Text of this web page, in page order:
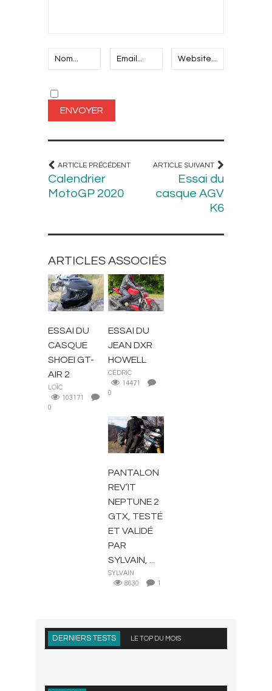
ARTICLE PRÉCÉDENT
Calendrier
MotoGP 2020
ARTICLE SUIVANT
Essai du
casque AGV
K6
ARTICLES ASSOCIÉS
CASQUES
ESSAI DU
CASQUE
SHOEI GT-
AIR 2
LOÏC
103171
0
EQUIPEMENT
MOTARD
ESSAI DU
JEAN DXR
HOWELL
CÉDRIC
14471
0
EQUIPEMENT
MOTARD
PANTALON
REV’IT
NEPTUNE 2
GTX, TESTÉ
ET VALIDÉ
PAR
SYLVAIN, ...
SYLVAIN
8630
1
DERNIERS TESTS LE TOP DU MOIS